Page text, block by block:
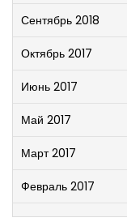
Сентябрь 2018
Октябрь 2017
Июнь 2017
Май 2017
Март 2017
Февраль 2017